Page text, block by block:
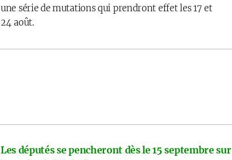
une série de mutations qui prendront effet les 17 et
24 août.
Les députés se pencheront dès le 15 septembre sur